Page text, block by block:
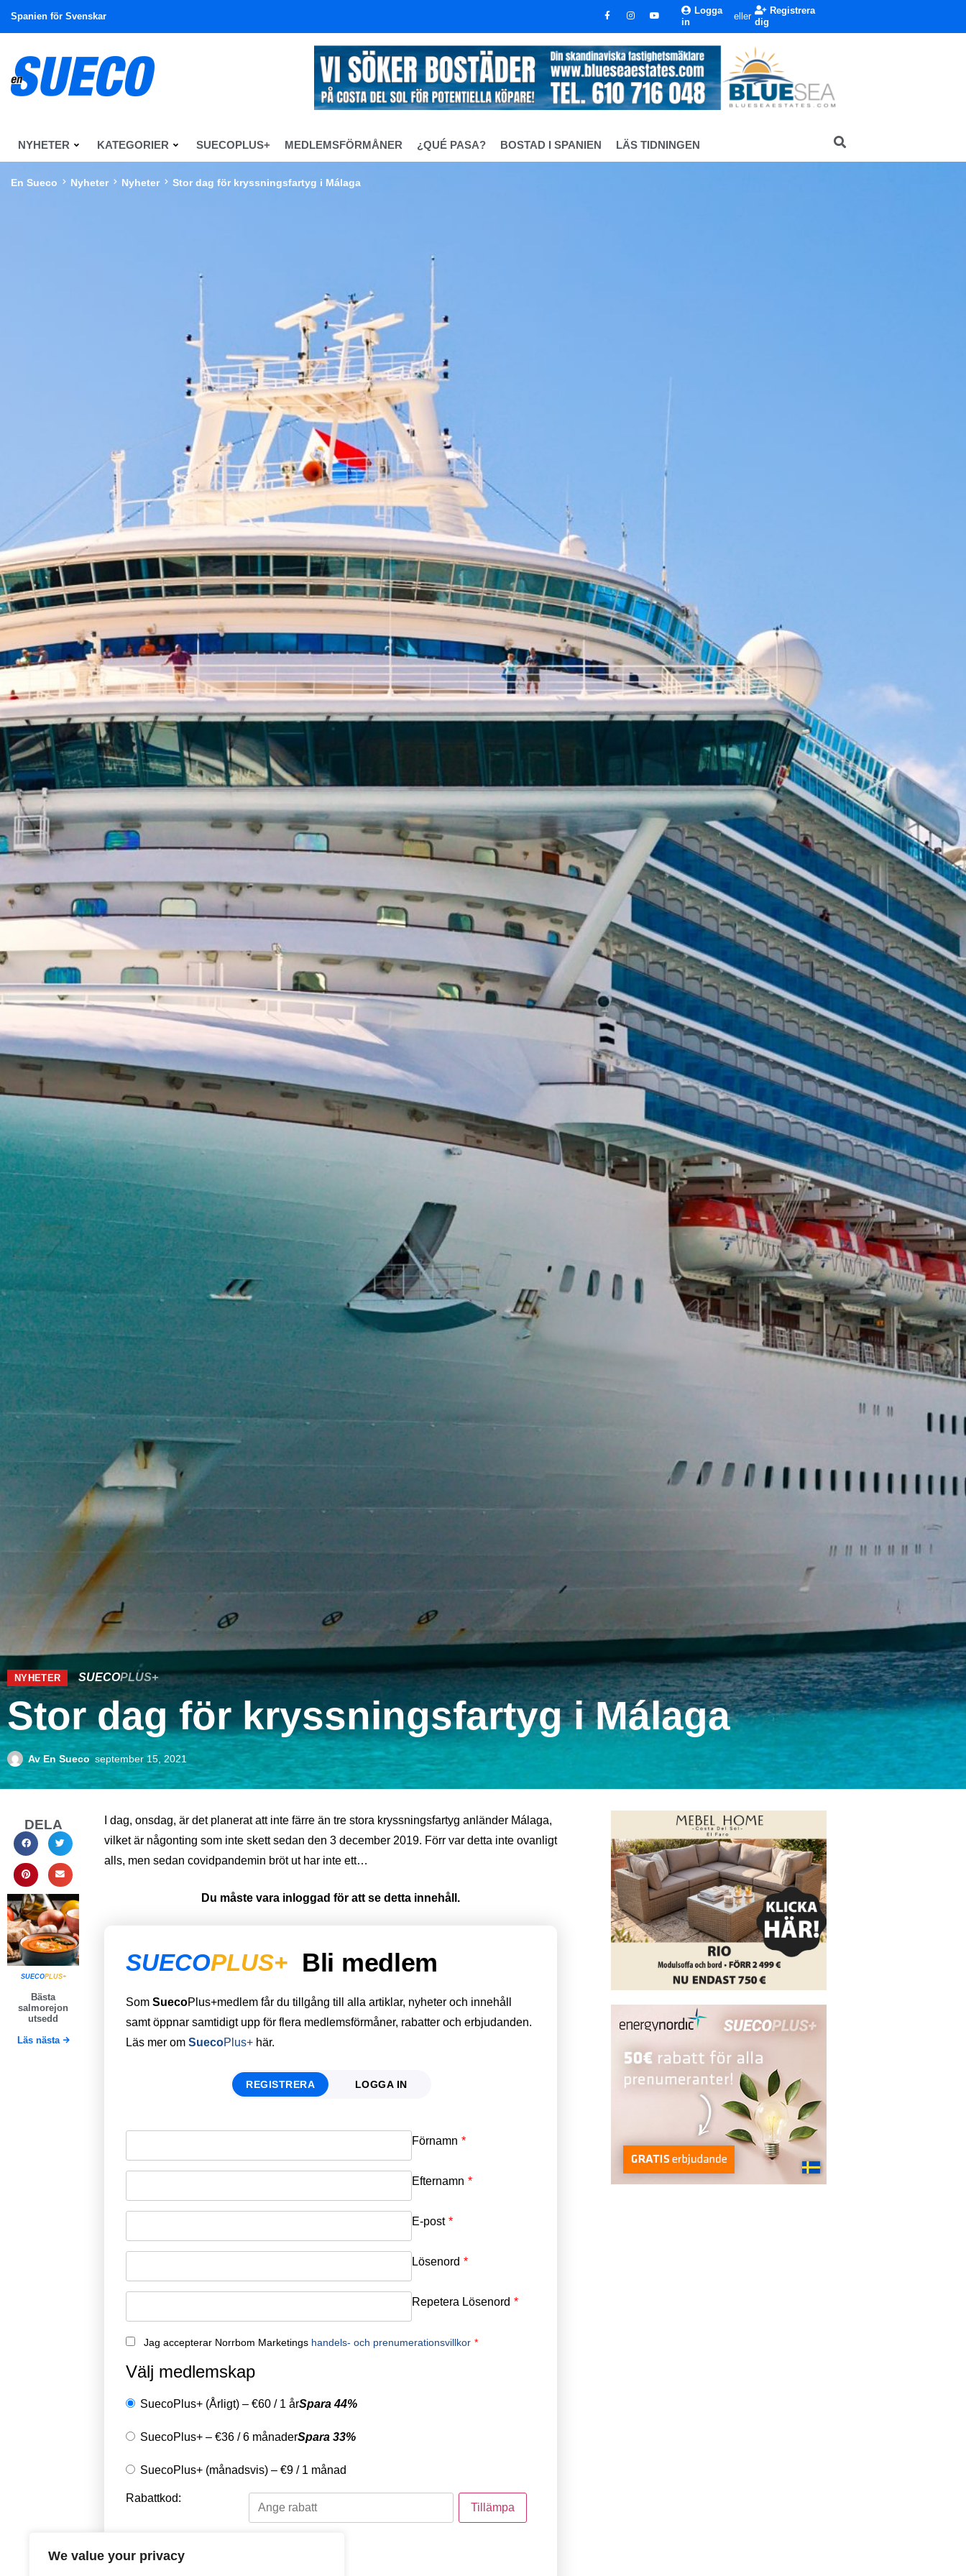
We value your privacy
Spanien för Svenskar
Logga
in
eller
Registrera
dig
NYHETER KATEGORIER SUECOPLUS+ MEDLEMSFÖRMÅNER ¿QUÉ PASA? BOSTAD I SPANIEN LÄS TIDNINGEN
En Sueco Nyheter Nyheter Stor dag för kryssningsfartyg i Málaga
NYHETER SUECOPLUS+
Stor dag för kryssningsfartyg i Málaga
Av En Sueco september 15, 2021
DELA
SUECOPLUS+
Bästa
salmorejon
utsedd
Läs nästa
I dag, onsdag, är det planerat att inte färre än tre stora kryssningsfartyg anländer Málaga,
vilket är någonting som inte skett sedan den 3 december 2019. Förr var detta inte ovanligt
alls, men sedan covidpandemin bröt ut har inte ett…
Du måste vara inloggad för att se detta innehåll.
SUECOPLUS+ Bli medlem
Som SuecoPlus+medlem får du tillgång till alla artiklar, nyheter och innehåll
samt öppnar samtidigt upp för flera medlemsförmåner, rabatter och erbjudanden.
Läs mer om SuecoPlus+ här.
REGISTRERA LOGGA IN
Förnamn *
Efternamn *
E-post *
Lösenord *
Repetera Lösenord *
Jag accepterar Norrbom Marketings handels- och prenumerationsvillkor *
Välj medlemskap
SuecoPlus+ (Årligt) – €60 / 1 årSpara 44%
SuecoPlus+ – €36 /6 månaderSpara 33%
SuecoPlus+ (månadsvis) – €9 / 1 månad
Rabattkod:
Välj en betalningsmetod
Email
Password